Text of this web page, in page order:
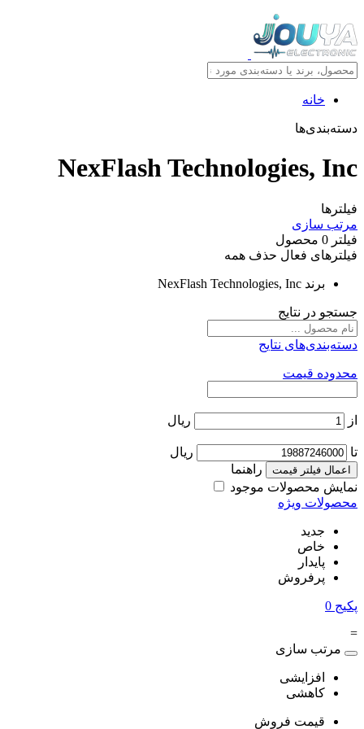
خانه
دسته‌بندی‌ها
NexFlash Technologies, Inc
فیلترها
مرتب سازی
فیلتر 0 محصول
فیلترهای فعال حذف همه
برند NexFlash Technologies, Inc
جستجو در نتایج
دسته‌بندی‌های نتایج
محدوده قیمت
از ریال
تا ریال
اعمال فیلتر قیمت
راهنما
نمایش محصولات موجود
محصولات ویژه
جدید
خاص
پایدار
پرفروش
پکیج 0
=
مرتب سازی
افزایشی
کاهشی
قیمت فروش